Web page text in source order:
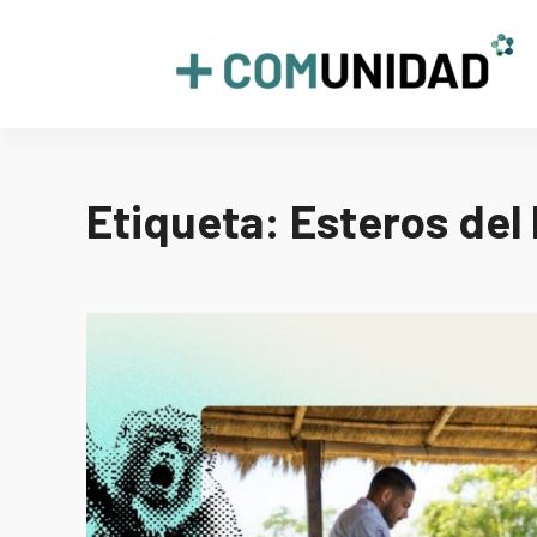
+COMUNIDAD
Etiqueta: Esteros del